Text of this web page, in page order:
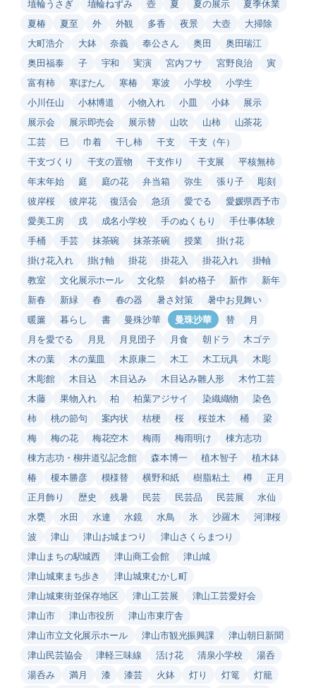
埴輪うさぎ
埴輪ねずみ 壺 夏 夏の展示
夏季休業
夏椿
夏至 外 外観 多香 夜景 大壺
大掃除
大町浩介
大鉢 奈義 奉公さん 奥田
奥田瑞江
奥田福泰
子 宇和 実演 宮内フサ 宮野良治
寅
富有柿
寒ぼたん 寒椿 寒波 小学校
小学生
小川任山
小林博道 小物入れ 小皿 小鉢
展示
展示会
展示即売会 展示替 山吹 山柿
山茶花
工芸
巳 巾着 干し柿 干支
干支（午）
干支づくり
干支の置物 干支作り 干支展
平核無柿
年末年始
庭 庭の花 弁当箱 弥生 張り子
彫刻
彼岸桜
彼岸花 復活会 急須 愛でる
愛媛県西予市
愛美工房
戌 成名小学校 手のぬくもり
手仕事体験
手桶
手芸 抹茶碗 抹茶茶碗 授業
掛け花
掛け花入れ
掛け軸 掛花 掛花入 掛花入れ
掛軸
教室
文化展示ホール 文化祭 斜め格子 新作
新年
新春
新緑 春 春の器 暑さ対策
暑中お見舞い
暖簾
暮らし 書 曼殊沙華 曼珠沙華 替
月
月を愛でる
月見 月見団子 月食 朝ドラ
木ゴテ
木の葉
木の葉皿 木原康二 木工 木工玩具
木彫
木彫館
木目込 木目込み 木目込み雛人形
木竹工芸
木藤
果物入れ 柏 柏葉アジサイ 染織織物
染色
柿
桃の節句 案内状 桔梗 桜 桜並木 桶
梁
梅
梅の花 梅花空木 梅雨 梅雨明け
棟方志功
棟方志功・柳井道弘記念館
森本博一 植木智子
植木鉢
椿
榎本勝彦 模様替 横野和紙 樹脂粘土 樽
正月
正月飾り
歴史 残暑 民芸 民芸品 民芸展
水仙
水甕
水田 水連 水鏡 水鳥 氷 沙羅木
河津桜
波
津山 津山お城まつり
津山さくらまつり
津山まちの駅城西
津山商工会館
津山城
津山城東まち歩き
津山城東むかし町
津山城東街並保存地区
津山工芸展
津山工芸愛好会
津山市
津山市役所
津山市東庁舎
津山市立文化展示ホール
津山市観光振興課
津山朝日新聞
津山民芸協会
津軽三味線 活け花 清泉小学校
湯呑
湯呑み
満月 漆 漆芸 火鉢 灯り 灯篭
灯籠